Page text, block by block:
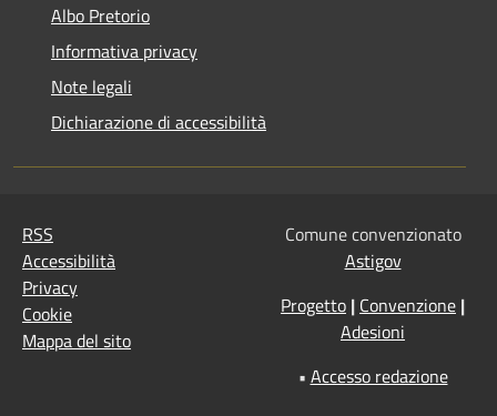
Albo Pretorio
Informativa privacy
Note legali
Dichiarazione di accessibilità
RSS
Accessibilità
Privacy
Cookie
Mappa del sito
Comune convenzionato
Astigov
Progetto | Convenzione |
Adesioni
• Accesso redazione